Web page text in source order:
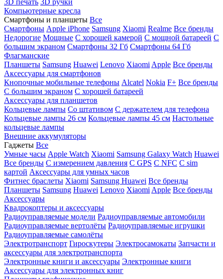
3D печать 3D ручки
Компьютерные кресла
Смартфоны и планшеты Все
Смартфоны Apple iPhone Samsung Xiaomi Realme Все бренды
Недорогие Мощные С хорошей камерой С мощной батареей С
большим экраном Смартфоны 32 Гб Смартфоны 64 Гб
Флагманские
Планшеты Samsung Huawei Lenovo Xiaomi Apple Все бренды
Аксессуары для смартфонов
Кнопочные мобильные телефоны Alcatel Nokia F+ Все бренды
С большим экраном С хорошей батареей
Аксессуары для планшетов
Кольцевые лампы Со штативом C держателем для телефона
Кольцевые лампы 26 см Кольцевые лампы 45 см Настольные
кольцевые лампы
Внешние аккумуляторы
Гаджеты Все
Умные часы Apple Watch Xiaomi Samsung Galaxy Watch Huawei
Все бренды C измерением давления C GPS C NFC C sim
картой Аксессуары для умных часов
Фитнес браслеты Xiaomi Samsung Huawei Все бренды
Планшеты Samsung Huawei Lenovo Xiaomi Apple Все бренды
Аксессуары
Квадрокоптеры и аксессуары
Радиоуправляемые модели Радиоуправляемые автомобили
Радиоуправляемые вертолёты Радиоуправляемые игрушки
Радиоуправляемые самолёты
Электротранспорт Гироскутеры Электросамокаты Запчасти и
аксессуары для электротранспорта
Электронные книги и аксессуары Электронные книги
Аксессуары для электронных книг